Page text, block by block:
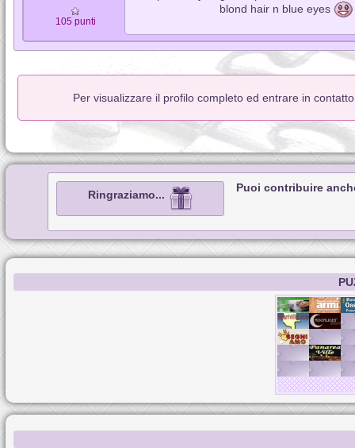
105 punti
blond hair n blue eyes
Per visualizzare il profilo completo ed entrare in
Ringraziamo...
Puoi contribuire